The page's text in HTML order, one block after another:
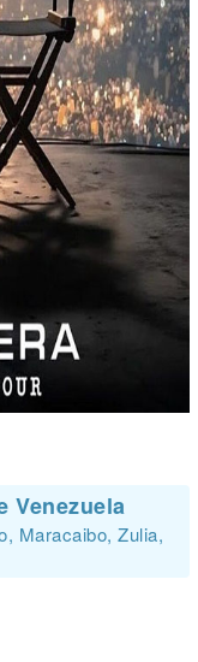
Venezuela
Maracaibo, Zulia,